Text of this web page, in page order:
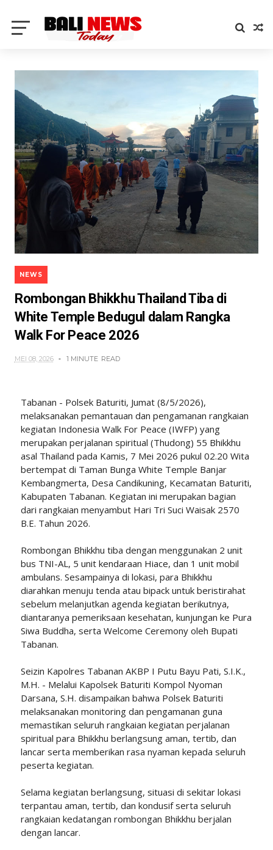
NEWS
Rombongan Bhikkhu Thailand Tiba di
White Temple Bedugul dalam Rangka
Walk For Peace 2026
MEI 08, 2026 1 MINUTE READ
Tabanan - Polsek Baturiti, Jumat (8/5/2026),
melaksanakan pemantauan dan pengamanan rangkaian
kegiatan Indonesia Walk For Peace (IWFP) yang
merupakan perjalanan spiritual (Thudong) 55 Bhikkhu
asal Thailand pada Kamis, 7 Mei 2026 pukul 02.20 Wita
bertempat di Taman Bunga White Temple Banjar
Kembangmerta, Desa Candikuning, Kecamatan Baturiti,
Kabupaten Tabanan. Kegiatan ini merupakan bagian
dari rangkaian menyambut Hari Tri Suci Waisak 2570
B.E. Tahun 2026.
Rombongan Bhikkhu tiba dengan menggunakan 2 unit
bus TNI-AL, 5 unit kendaraan Hiace, dan 1 unit mobil
ambulans. Sesampainya di lokasi, para Bhikkhu
diarahkan menuju tenda atau bipack untuk beristirahat
sebelum melanjutkan agenda kegiatan berikutnya,
diantaranya pemeriksaan kesehatan, kunjungan ke Pura
Siwa Buddha, serta Welcome Ceremony oleh Bupati
Tabanan.
Seizin Kapolres Tabanan AKBP I Putu Bayu Pati, S.I.K.,
M.H. - Melalui Kapolsek Baturiti Kompol Nyoman
Darsana, S.H. disampaikan bahwa Polsek Baturiti
melaksanakan monitoring dan pengamanan guna
memastikan seluruh rangkaian kegiatan perjalanan
spiritual para Bhikkhu berlangsung aman, tertib, dan
lancar serta memberikan rasa nyaman kepada seluruh
peserta kegiatan.
Selama kegiatan berlangsung, situasi di sekitar lokasi
terpantau aman, tertib, dan kondusif serta seluruh
rangkaian kedatangan rombongan Bhikkhu berjalan
dengan lancar.